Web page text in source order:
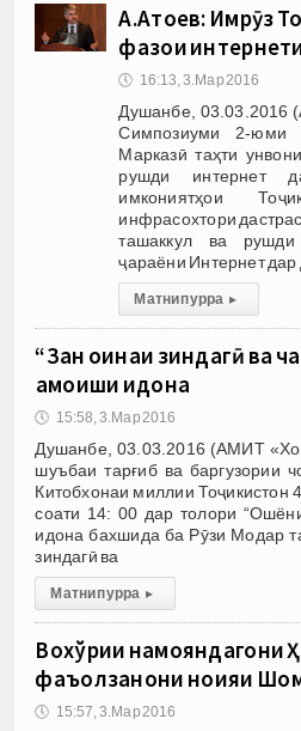
А.Атоев: Имрӯз
фазои
🕔 16:13, 3.Мар 2016
Душанбе,
Симпозиуми 2-юми
Марказӣ таҳти
рушди интернет
имкониятҳои
инфрасохтори
ташаккул ва рушди
ҷараёни Интернет
Матни пурра ▸
“Зан оинаи зиндагӣ ва
ҳамоиши идона
🕔 15:58, 3.Мар 2016
Душанбе, 03.03.2016 (АМИТ
шуъбаи тарғиб ва баргузории
Китобхонаи миллии Тоҷикистон
соати 14: 00 дар толори
идона бахшида ба Рӯзи Модар
зиндагӣ ва
Матни пурра ▸
Вохўрии намояндагони
фаъолзанони ноҳияи
🕔 15:57, 3.Мар 2016